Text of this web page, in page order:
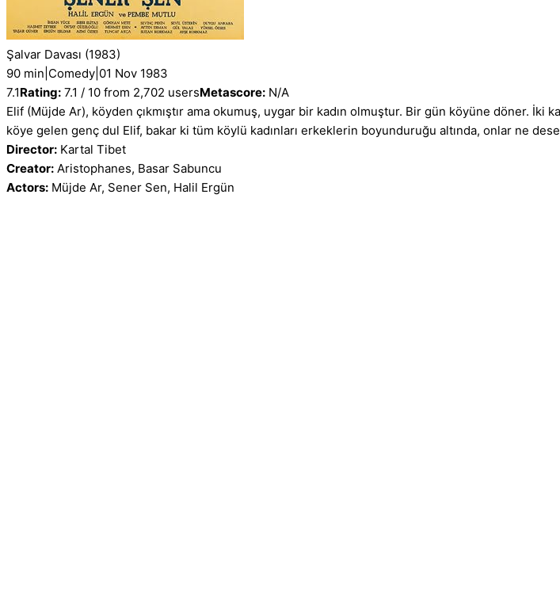
Şalvar Davası (1983)
90 min Comedy 01 Nov 1983
7.1Rating: 7.1 / 10 from 2,702 usersMetascore: N/A
Elif (Müjde Ar), köyden çıkmıştır ama okumuş, uygar bir kadın olmuştur. Bir gün köyüne döner.
köye gelen genç dul Elif, bakar ki tüm köylü kadınları erkeklerin boyunduruğu altında, onlar ne
Director: Kartal Tibet
Creator: Aristophanes, Basar Sabuncu
Actors: Müjde Ar, Sener Sen, Halil Ergün